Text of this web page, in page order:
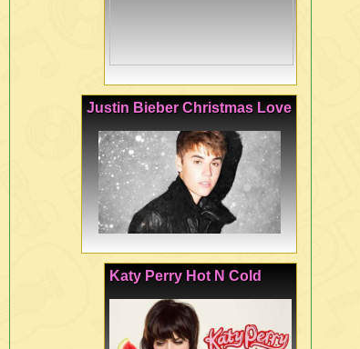
Justin Bieber Christmas Love
Katy Perry Hot N Cold